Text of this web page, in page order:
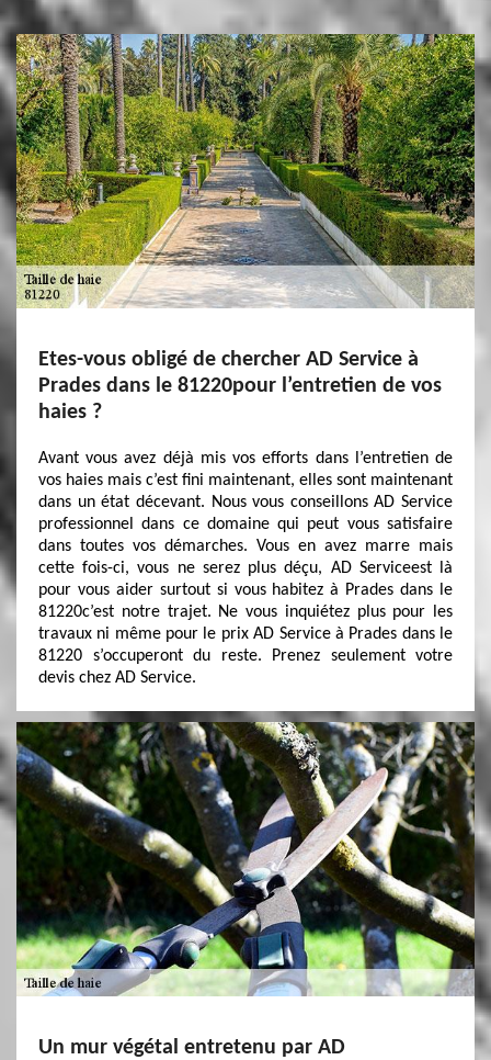
Etes-vous obligé de chercher AD Service à
Prades dans le 81220pour l’entretien de vos
haies ?
Avant vous avez déjà mis vos efforts dans l’entretien de
vos haies mais c’est fini maintenant, elles sont maintenant
dans un état décevant. Nous vous conseillons AD Service
professionnel dans ce domaine qui peut vous satisfaire
dans toutes vos démarches. Vous en avez marre mais
cette fois-ci, vous ne serez plus déçu, AD Serviceest là
pour vous aider surtout si vous habitez à Prades dans le
81220c’est notre trajet. Ne vous inquiétez plus pour les
travaux ni même pour le prix AD Service à Prades dans le
81220 s’occuperont du reste. Prenez seulement votre
devis chez AD Service.
Un mur végétal entretenu par AD